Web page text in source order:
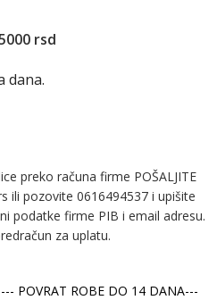
rsd
dana.
preko računa firme POŠALJITE
ili pozovite 0616494537 i upišite
podatke firme PIB i email adresu.
za uplatu.
POVRAT ROBE DO 14 DANA---